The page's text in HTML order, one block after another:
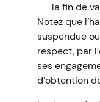
la fin de
Notez que
suspendue
respect, par
ses
d’obtention